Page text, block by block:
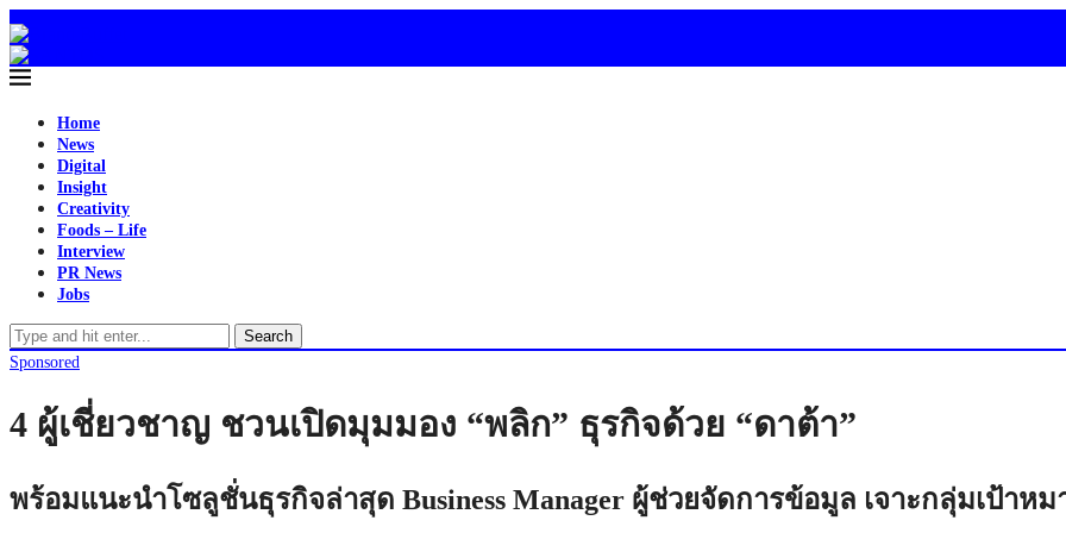
Home
News
Digital
Insight
Creativity
Foods – Life
Interview
PR News
Jobs
Search
Sponsored
4 ผู้เชี่ยวชาญ ชวนเปิดมุมมอง “พลิก” ธุรกิจด้วย “ดาต้า”
พร้อมแนะนำโซลูชั่นธุรกิจล่าสุด Business Manager ผู้ช่วยจัดการข้อมูล เจาะกลุ่มเป้าหม